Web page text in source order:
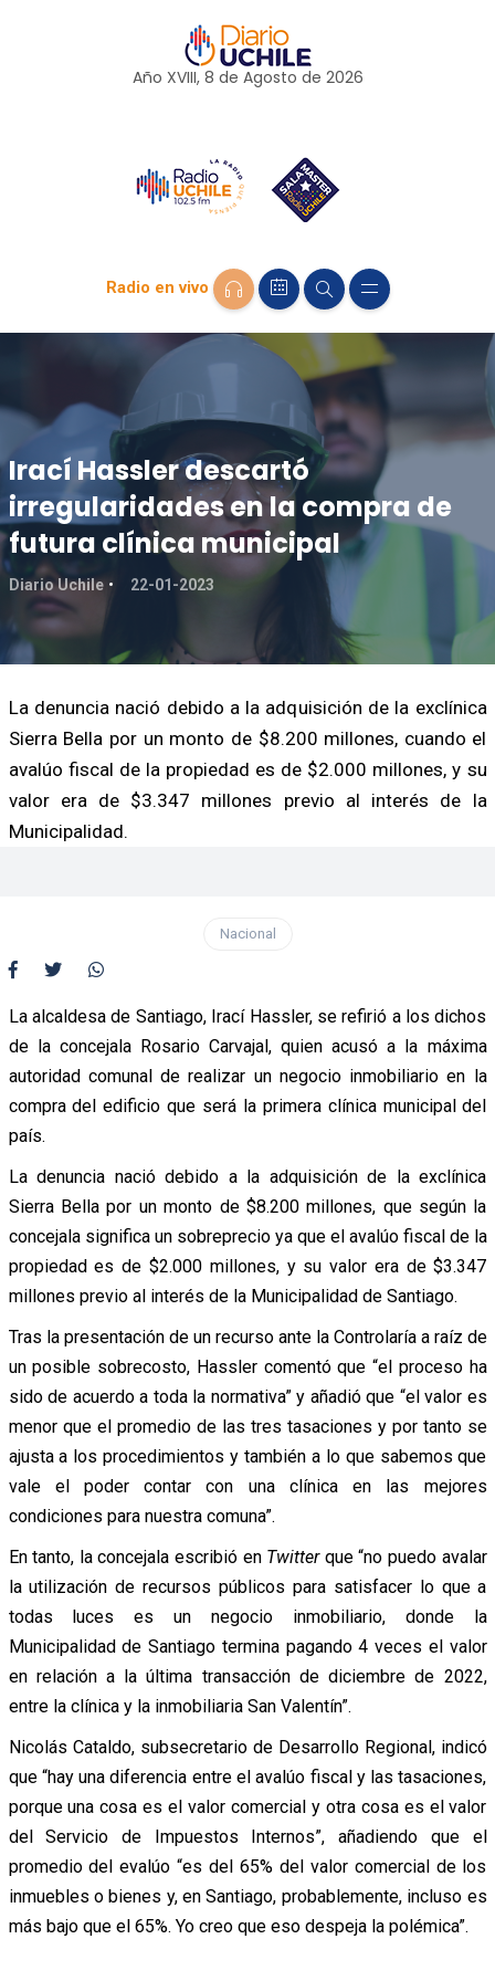
Año XVIII, 8 de Agosto de 2026
Radio en vivo
Irací Hassler descartó
irregularidades en la compra de
futura clínica municipal
Diario Uchile 22-01-2023
La denuncia nació debido a la adquisición de la exclínica
Sierra Bella por un monto de $8.200 millones, cuando el
avalúo fiscal de la propiedad es de $2.000 millones, y su
valor era de $3.347 millones previo al interés de la
Municipalidad.
Nacional
La alcaldesa de Santiago, Irací Hassler, se refirió a los dichos
de la concejala Rosario Carvajal, quien acusó a la máxima
autoridad comunal de realizar un negocio inmobiliario en la
compra del edificio que será la primera clínica municipal del
país.
La denuncia nació debido a la adquisición de la exclínica
Sierra Bella por un monto de $8.200 millones, que según la
concejala significa un sobreprecio ya que el avalúo fiscal de la
propiedad es de $2.000 millones, y su valor era de $3.347
millones previo al interés de la Municipalidad de Santiago.
Tras la presentación de un recurso ante la Controlaría a raíz de
un posible sobrecosto, Hassler comentó que “el proceso ha
sido de acuerdo a toda la normativa” y añadió que “el valor es
menor que el promedio de las tres tasaciones y por tanto se
ajusta a los procedimientos y también a lo que sabemos que
vale el poder contar con una clínica en las mejores
condiciones para nuestra comuna”.
En tanto, la concejala escribió en Twitterque “no puedo avalar
la utilización de recursos públicos para satisfacer lo que a
todas luces es un negocio inmobiliario, donde la
Municipalidad de Santiago termina pagando 4 veces el valor
en relación a la última transacción de diciembre de 2022,
entre la clínica y la inmobiliaria San Valentín”.
Nicolás Cataldo, subsecretario de Desarrollo Regional, indicó
que “hay una diferencia entre el avalúo fiscal y las tasaciones,
porque una cosa es el valor comercial y otra cosa es el valor
del Servicio de Impuestos Internos”, añadiendo que el
promedio del evalúo “es del 65% del valor comercial de los
inmuebles o bienes y, en Santiago, probablemente, incluso es
más bajo que el 65%. Yo creo que eso despeja la polémica”.